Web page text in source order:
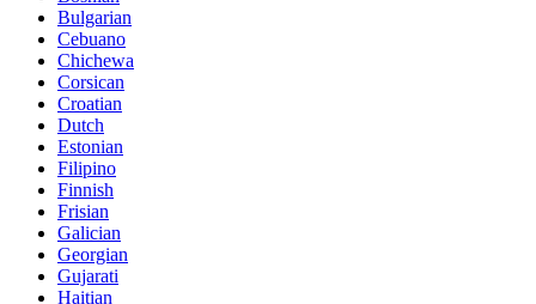
Bulgarian
Cebuano
Chichewa
Corsican
Croatian
Dutch
Estonian
Filipino
Finnish
Frisian
Galician
Georgian
Gujarati
Haitian